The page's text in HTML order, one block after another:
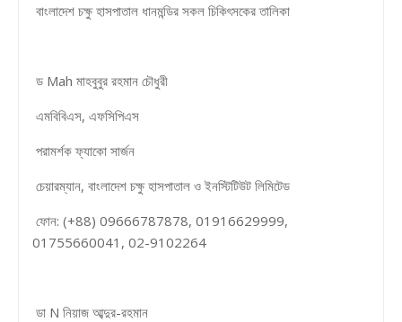
বাংলাদেশ চক্ষু হাসপাতাল ধানমন্ডির সকল চিকিৎসকের তালিকা
ড Mah মাহবুবুর রহমান চৌধুরী
এমবিবিএস, এফসিপিএস
পরামর্শক ফ্যাকো সার্জন
চেয়ারম্যান, বাংলাদেশ চক্ষু হাসপাতাল ও ইনস্টিটিউট লিমিটেড
ফোন: (+88) 09666787878, 01916629999,
01755660041, 02-9102264
ডা N নিয়াজ আব্দুর-রহমান